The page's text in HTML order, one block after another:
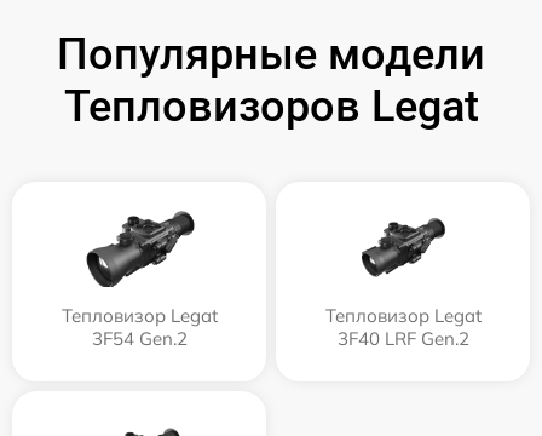
Популярные модели
Тепловизоров Legat
Тепловизор Legat
3F54 Gen.2
Тепловизор Legat
3F40 LRF Gen.2